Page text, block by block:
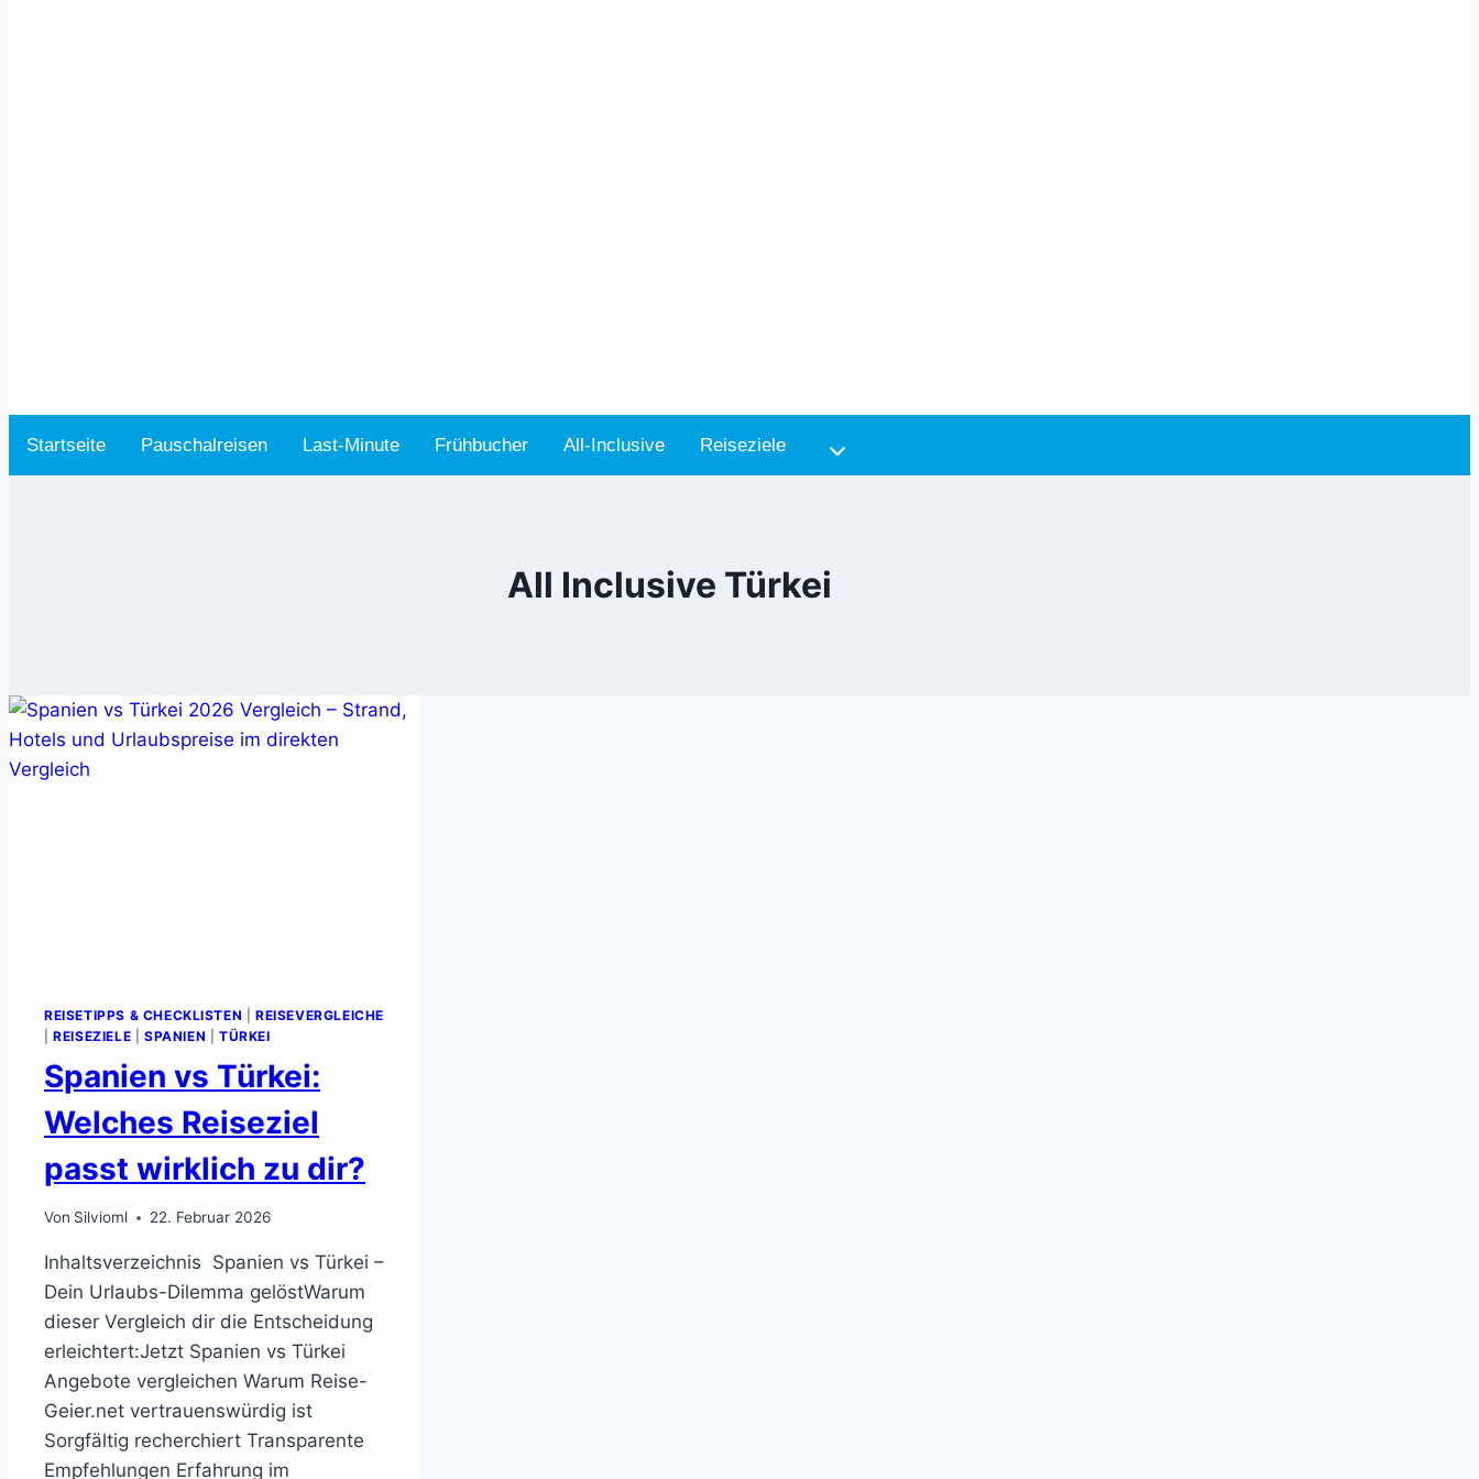
Startseite Pauschalreisen Last-Minute Frühbucher All-Inclusive Reiseziele
All Inclusive Türkei
REISETIPPS & CHECKLISTEN |REISEVERGLEICHE
|REISEZIELE SPANIEN TÜRKEI
Spanien vs Türkei:
Welches Reiseziel
passt wirklich zu dir?
Von Silvioml 22. Februar 2026
Inhaltsverzeichnis Spanien vs Türkei –
Dein Urlaubs-Dilemma gelöstWarum
dieser Vergleich dir die Entscheidung
erleichtert:Jetzt Spanien vs Türkei
Angebote vergleichen Warum Reise-
Geier.net vertrauenswürdig ist
Sorgfältig recherchiert Transparente
Empfehlungen Erfahrung im